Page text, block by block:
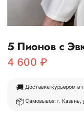
5 Пионов с
4 600 ₽
🚚 Доставка курьером в
📦 Самовывоз: г. Казань,